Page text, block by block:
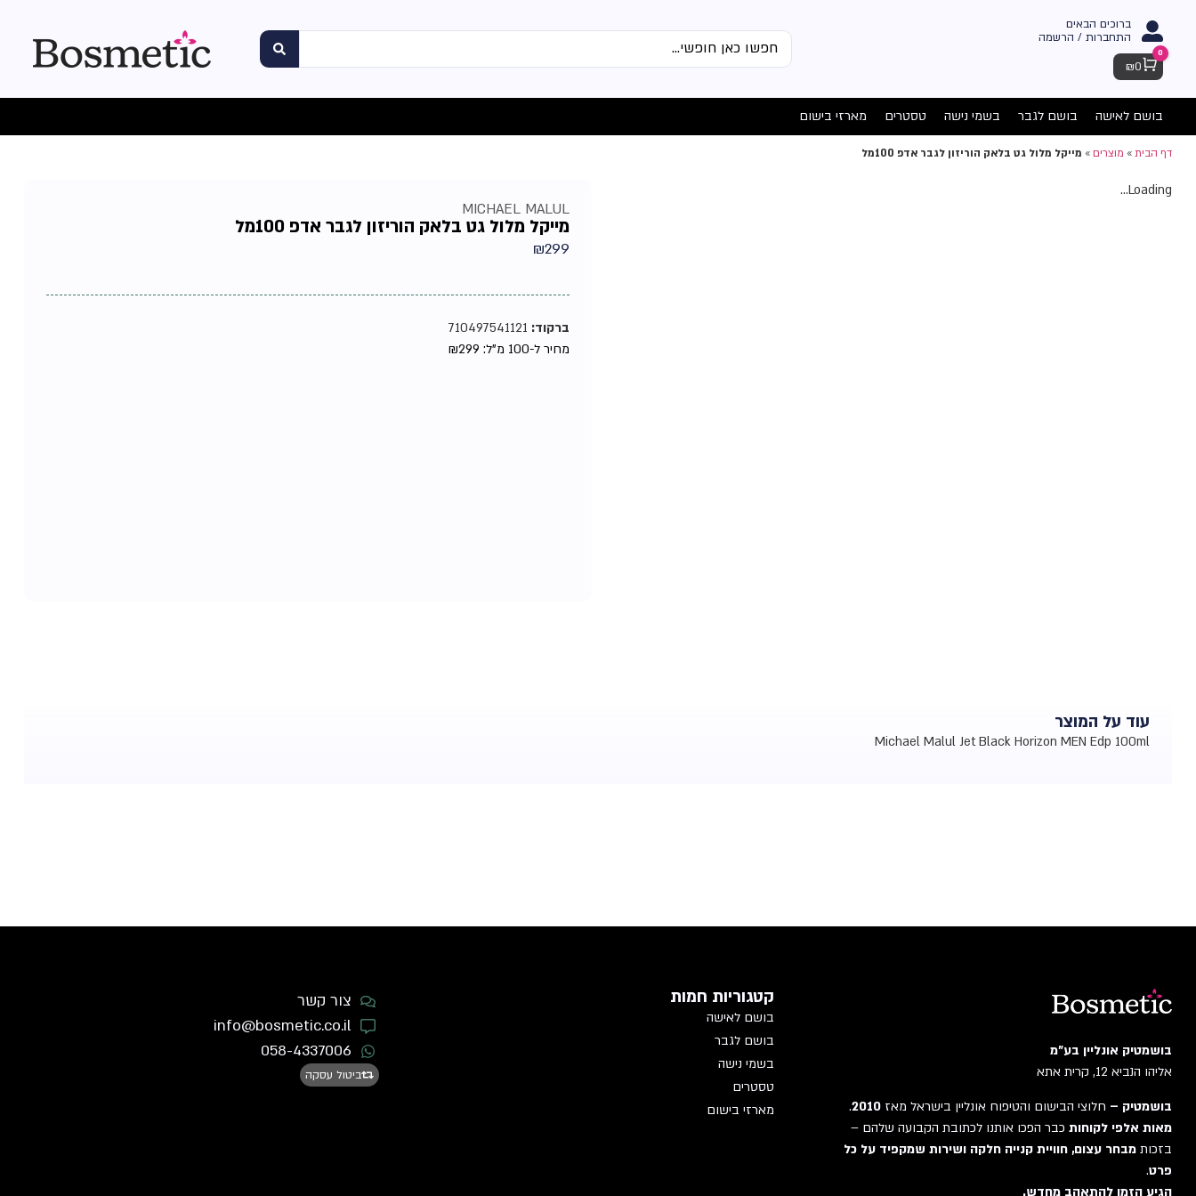
ברוכים הבאים
התחברות / הרשמה
Cart
0
₪0
בושם לאישה בושם לגבר בשמי נישה טסטרים מארזי בישום
דף הבית» מוצרים» מייקל מלול גט בלאק הוריזון לגבר אדפ 100מל
Loading...
MICHAEL MALUL
מייקל מלול גט בלאק הוריזון לגבר אדפ 100מל
₪299
ברקוד:
מחיר ל-100 מ"ל:
₪299
עוד על המוצר
Michael Malul Jet Black Horizon MEN Edp 100ml
בושמטיק אונליין בע"מ
אליהו הנביא 12, קרית אתא
בושמטיק – חלוצי הבישום והטיפוח אונליין בישראל מאז 2010
.
מאות אלפי לקוחות כבר הפכו אותנו לכתובת הקבועה שלהם –
בזכות מבחר עצום, חוויית קנייה חלקה ושירות שמקפיד על כל
פרט.
הגיע הזמן להתאהב מחדש.
קטגוריות חמות
בושם לאישה
בושם לגבר
בשמי נישה
טסטרים
מארזי בישום
צור קשר
info@bosmetic.co.il
058-4337006
ביטול עסקה